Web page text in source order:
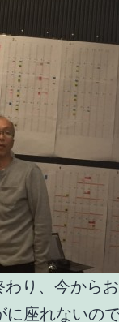
り、今から
に座れないの